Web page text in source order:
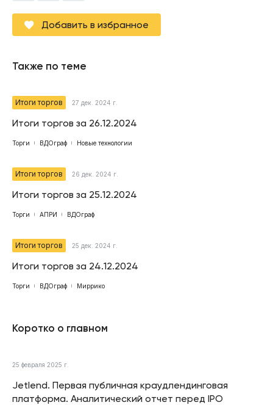
Добавить в избранное
Также по теме
Итоги торгов 27 дек. 2024 г.
Итоги торгов за 26.12.2024
Торги ВДОграф Новые технологии
Итоги торгов 26 дек. 2024 г.
Итоги торгов за 25.12.2024
Торги АПРИ ВДОграф
Итоги торгов 25 дек. 2024 г.
Итоги торгов за 24.12.2024
Торги ВДОграф Миррико
Коротко о главном
25 февраля 2025 г.
Jetlend. Первая публичная краудлендинговая
платформа. Аналитический отчет перед IPO